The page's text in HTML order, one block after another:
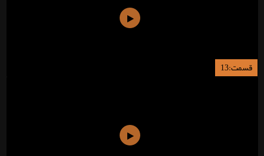
قسمت:13